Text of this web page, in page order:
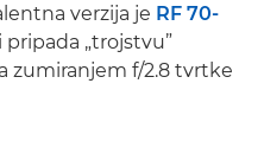
verzija je RF 70-
pripada „trojstvu”
zumiranjem f/2.8 tvrtke